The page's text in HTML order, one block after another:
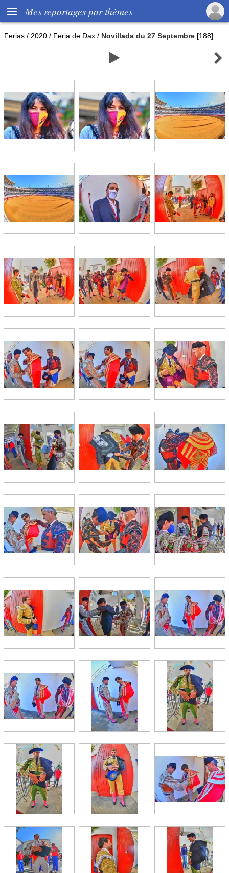
 Mes reportages par thèmes
Ferias / 2020 / Feria de Dax / Novillada du 27 Septembre [188]
 